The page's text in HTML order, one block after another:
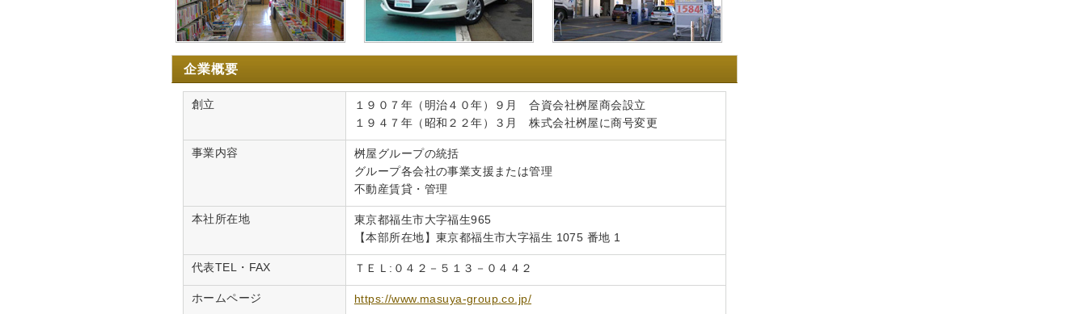
企業概要
創立
１９０７年（明治４０年）９月 合資会社桝屋商会設立
１９４７年（昭和２２年）３月 株式会社桝屋に商号変更
事業内容
桝屋グループの統括
グループ各会社の事業支援または管理
不動産賃貸・管理
本社所在地
東京都福生市大字福生965
【本部所在地】東京都福生市大字福生 1075 番地 1
代表TEL・FAX ＴＥＬ:０４２－５１３－０４４２
ホームページ https://www.masuya-group.co.jp/